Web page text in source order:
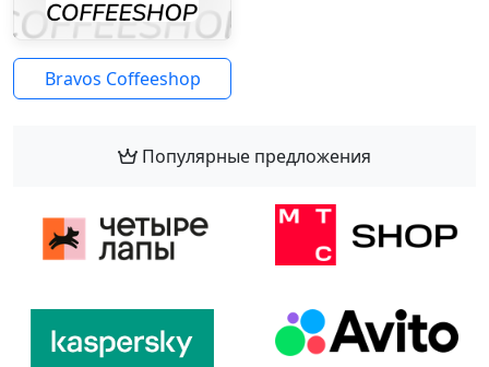
Bravos Coffeeshop
Популярные предложения